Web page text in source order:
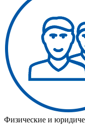
Физические и